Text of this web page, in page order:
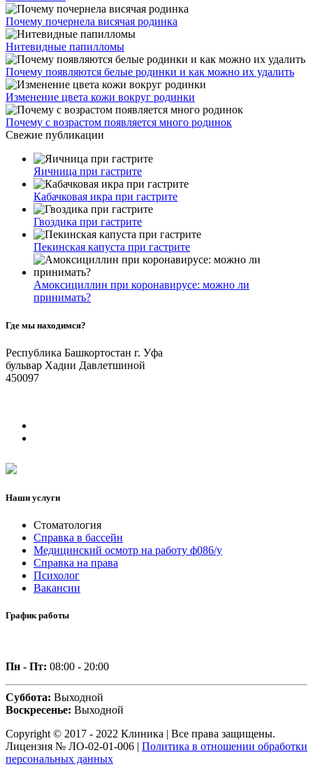
Почему почернела висячая родинка
Нитевидные папилломы
Почему появляются белые родинки и как можно их удалить
Изменение цвета кожи вокруг родинки
Почему с возрастом появляется много родинок
Свежие публикации
Яичница при гастрите
Кабачковая икра при гастрите
Гвоздика при гастрите
Пекинская капуста при гастрите
Амоксициллин при коронавирусе: можно ли
принимать?
Где мы находимся?
Республика Башкортостан г. Уфа
бульвар Хадии Давлетшиной
450097
Наши услуги
Стоматология
Справка в бассейн
Медицинский осмотр на работу ф086/у
Справка на права
Психолог
Вакансии
График работы
Пн - Пт: 08:00 - 20:00
Суббота: Выходной
Воскресенье: Выходной
Copyright © 2017 - 2022 Клиника | Все права защищены.
Лицензия № ЛО-02-01-006 | Политика в отношении обработки
персональных данных